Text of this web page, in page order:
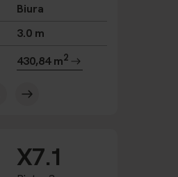
Biura
3.0 m
430,84 m2
X7.1